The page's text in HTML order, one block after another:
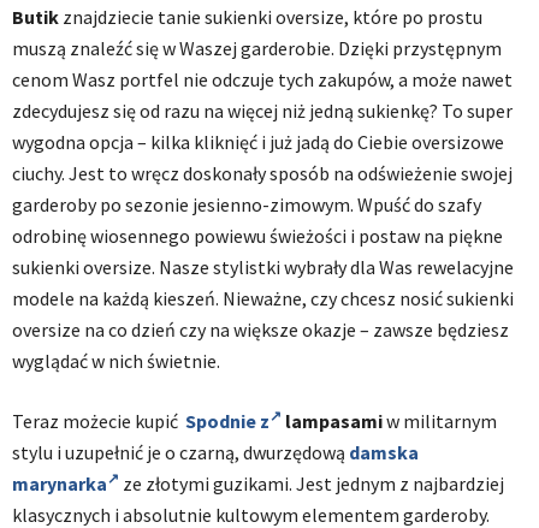
Butik znajdziecie tanie sukienki oversize, które po prostu
muszą znaleźć się w Waszej garderobie. Dzięki przystępnym
cenom Wasz portfel nie odczuje tych zakupów, a może nawet
zdecydujesz się od razu na więcej niż jedną sukienkę? To super
wygodna opcja – kilka kliknięć i już jadą do Ciebie oversizowe
ciuchy. Jest to wręcz doskonały sposób na odświeżenie swojej
garderoby po sezonie jesienno-zimowym. Wpuść do szafy
odrobinę wiosennego powiewu świeżości i postaw na piękne
sukienki oversize. Nasze stylistki wybrały dla Was rewelacyjne
modele na każdą kieszeń. Nieważne, czy chcesz nosić sukienki
oversize na co dzień czy na większe okazje – zawsze będziesz
wyglądać w nich świetnie.
Teraz możecie kupić Spodnie z lampasamiw militarnym
stylu i uzupełnić je o czarną, dwurzędową damska
marynarka
ze złotymi guzikami. Jest jednym z najbardziej
klasycznych i absolutnie kultowym elementem garderoby.